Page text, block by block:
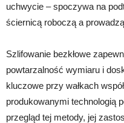
uchwycie – spoczywa na
ściernicą roboczą a
Szlifowanie bezkłowe
powtarzalność wymiaru i
kluczowe przy wałkach
produkowanymi technologią
przegląd tej metody, jej